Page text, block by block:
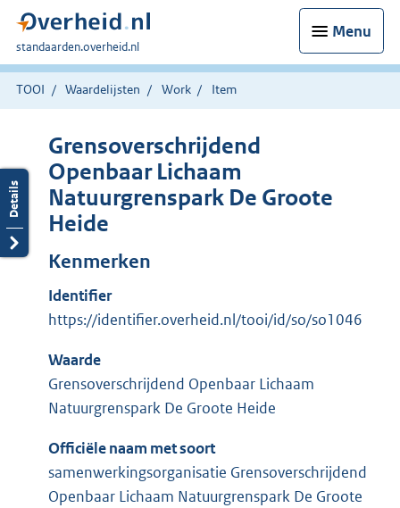
Menu
U
bent
hier:
standaarden.overheid.nl
TOOI Waardelijsten Work Item
Grensoverschrijdend
Openbaar Lichaam
Natuurgrenspark De Groote
Heide
Kenmerken
Identifier
https://identifier.overheid.nl/tooi/id/so/so1046
Waarde
Grensoverschrijdend Openbaar Lichaam
Natuurgrenspark De Groote Heide
Officiële naam met soort
samenwerkingsorganisatie Grensoverschrijdend
Openbaar Lichaam Natuurgrenspark De Groote